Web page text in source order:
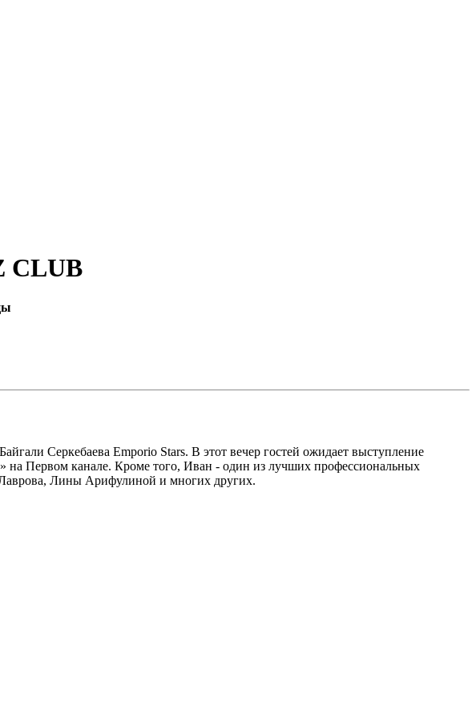
CLUB
Серкебаева Emporio Stars. В этот вечер гостей ожидает выступление
на Первом канале. Кроме того, Иван - один из лучших профессиональных
Лины Арифулиной и многих других.